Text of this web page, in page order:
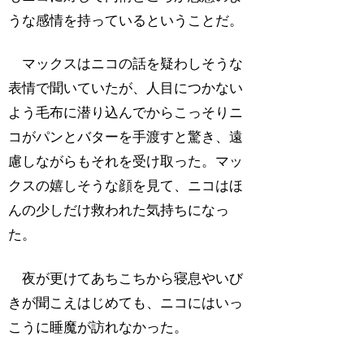
うな感情を持っているということだ。
マックスはニコの話を疑わしそうな
表情で聞いていたが、人目につかない
よう毛布に潜り込んでからこっそりニ
コがパンとバターを手渡すと驚き、遠
慮しながらもそれを受け取った。マッ
クスの嬉しそうな顔を見て、ニコはほ
んの少しだけ救われた気持ちになっ
た。
夜が更けてあちこちから寝息やいび
きが聞こえはじめても、ニコにはいっ
こうに睡魔が訪れなかった。